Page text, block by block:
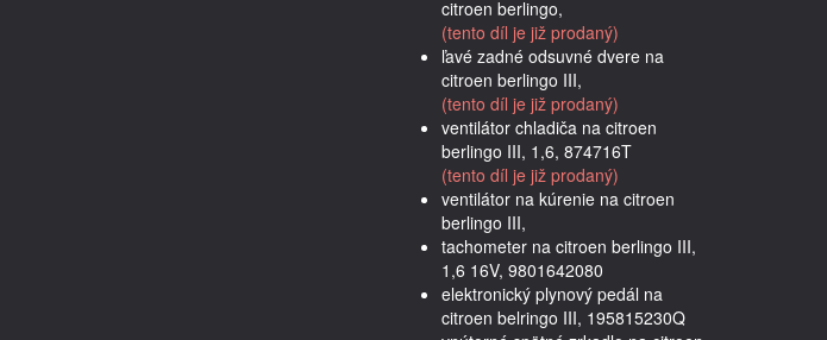
citroen berlingo,
(tento díl je již prodaný)
ľavé zadné odsuvné dvere na
citroen berlingo III,
(tento díl je již prodaný)
ventilátor chladiča na citroen
berlingo III, 1,6, 874716T
(tento díl je již prodaný)
ventilátor na kúrenie na citroen
berlingo III,
tachometer na citroen berlingo III,
1,6 16V, 9801642080
elektronický plynový pedál na
citroen belringo III, 195815230Q